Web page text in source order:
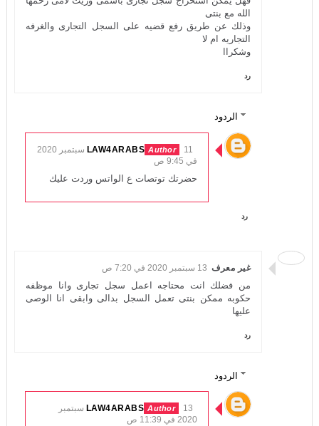
الله مع بنتى
وذلك عن طريق رفع قضيه على السجل التجارى والغرفه
التجاريه ام لا
وشكراا
رد
الردود
LAW4ARABS
11 سبتمبر 2020
في 9:45 ص
حضرتك توتصات ع الواتس وردت عليك
رد
غير معرف 13 سبتمبر 2020 في 7:20 ص
من فضلك انت محتاجه اعمل سجل تجارى وانا موظفه
حكوبه ممكن بنتى تعمل السجل بدالى وابقى انا الوصى
عليها
رد
الردود
LAW4ARABS 13 سبتمبر
2020 في 11:39 ص